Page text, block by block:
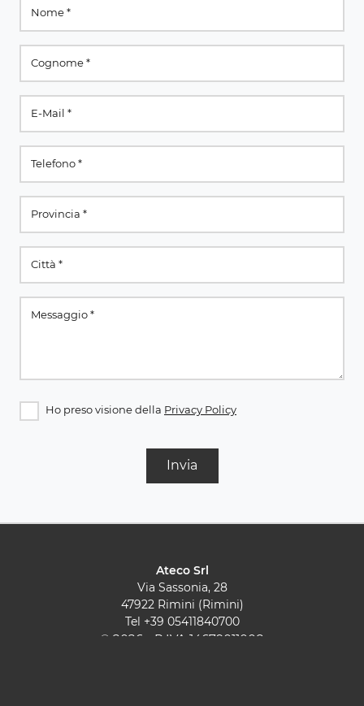
Ho preso visione della Privacy Policy
Invia
Ateco Srl
Via Sassonia, 28
47922 Rimini (Rimini)
Tel +39 05411840700
© 2026 - P.IVA 14679011008